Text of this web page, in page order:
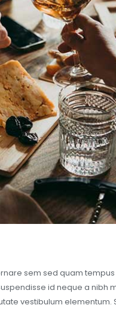
sem sed quam
id neque a nibh
vestibulum elementum.